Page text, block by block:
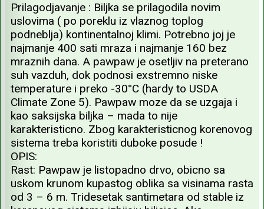
Prilagodjavanje : Biljka se prilagodila novim
uslovima ( po poreklu iz vlaznog toplog
podneblja) kontinentalnoj klimi. Potrebno joj je
najmanje 400 sati mraza i najmanje 160 bez
mraznih dana. A pawpaw je osetljiv na preterano
suh vazduh, dok podnosi exstremno niske
temperature i preko -30°C (hardy to USDA
Climate Zone 5). Pawpaw moze da se uzgaja i
kao saksijska biljka – mada to nije
karakteristicno. Zbog karakteristicnog korenovog
sistema treba koristiti duboke posude !
OPIS:
Rast: Pawpaw je listopadno drvo, obicno sa
uskom krunom kupastog oblika sa visinama rasta
od 3 – 6 m. Tridesetak santimetara od stable iz